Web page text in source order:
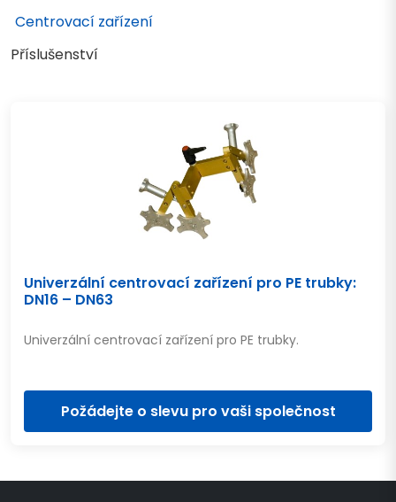
Centrovací zařízení
Příslušenství
Univerzální centrovací zařízení pro PE trubky:
DN16 – DN63
Univerzální centrovací zařízení pro PE trubky.
Požádejte o slevu pro vaši společnost